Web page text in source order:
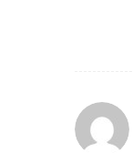
ays: